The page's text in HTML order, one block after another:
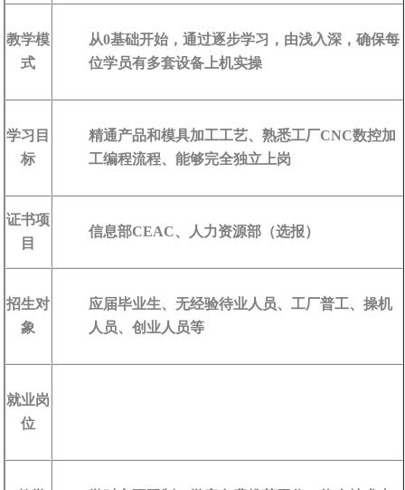
教学模
式
从0基础开始，通过逐步学习，由浅入深，确保每
位学员有多套设备上机实操
学习目
标
精通产品和模具加工工艺、熟悉工厂CNC数控加
工编程流程、能够完全独立上岗
证书项
目
信息部CEAC、人力资源部（选报）
招生对
象
应届毕业生、无经验待业人员、工厂普工、操机
人员、创业人员等
就业岗
位